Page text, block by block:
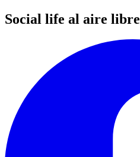
Social life al aire libre